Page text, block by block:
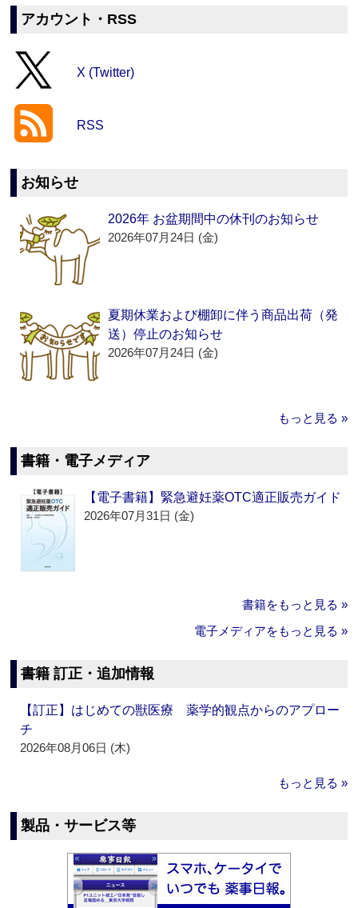
アカウント・RSS
X (Twitter)
RSS
お知らせ
2026年 お盆期間中の休刊のお知らせ
2026年07月24日 (金)
夏期休業および棚卸に伴う商品出荷（発
送）停止のお知らせ
2026年07月24日 (金)
もっと見る »
書籍・電子メディア
【電子書籍】緊急避妊薬OTC適正販売ガイド
2026年07月31日 (金)
書籍をもっと見る »
電子メディアをもっと見る »
書籍 訂正・追加情報
【訂正】はじめての獣医療 薬学的観点からのアプロー
チ
2026年08月06日 (木)
もっと見る »
製品・サービス等